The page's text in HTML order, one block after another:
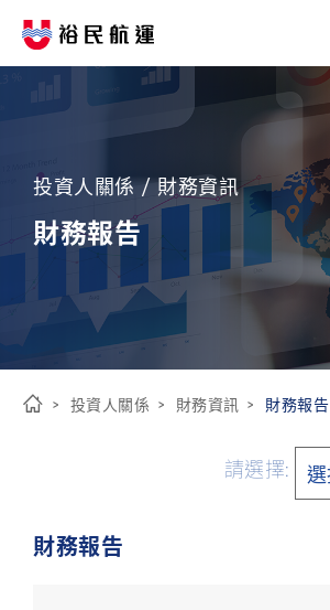
我們的服務
永續經營
優化解決方案
投資人關係
關於裕民
簡 EN
投資人關係 / 財務資訊
財務報告
投資人關係 財務資訊 財務報告
財務報告
請選擇: